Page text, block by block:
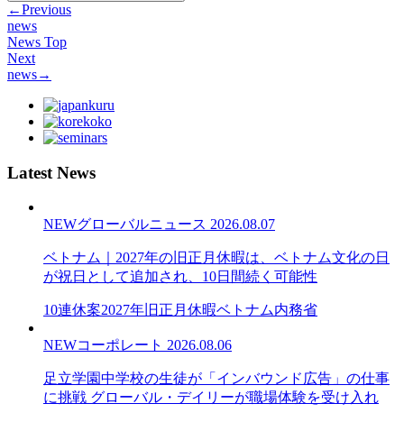
←Previous
news
News Top
Next
news→
Latest News
NEWグローバルニュース 2026.08.07
ベトナム｜2027年の旧正月休暇は、ベトナム文化の日
が祝日として追加され、10日間続く可能性
10連休案2027年旧正月休暇ベトナム内務省
NEWコーポレート 2026.08.06
足立学園中学校の生徒が「インバウンド広告」の仕事
に挑戦 グローバル・デイリーが職場体験を受け入れ